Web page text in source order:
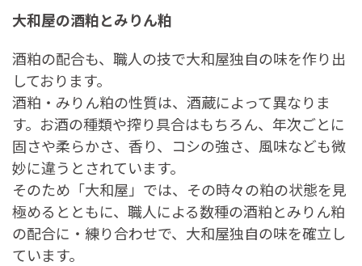
大和屋の酒粕とみりん粕
酒粕の配合も、職人の技で大和屋独自の味を作り出
しております。
酒粕・みりん粕の性質は、酒蔵によって異なりま
す。お酒の種類や搾り具合はもちろん、年次ごとに
固さや柔らかさ、香り、コシの強さ、風味なども微
妙に違うとされています。
そのため「大和屋」では、その時々の粕の状態を見
極めるとともに、職人による数種の酒粕とみりん粕
の配合に・練り合わせで、大和屋独自の味を確立し
ています。